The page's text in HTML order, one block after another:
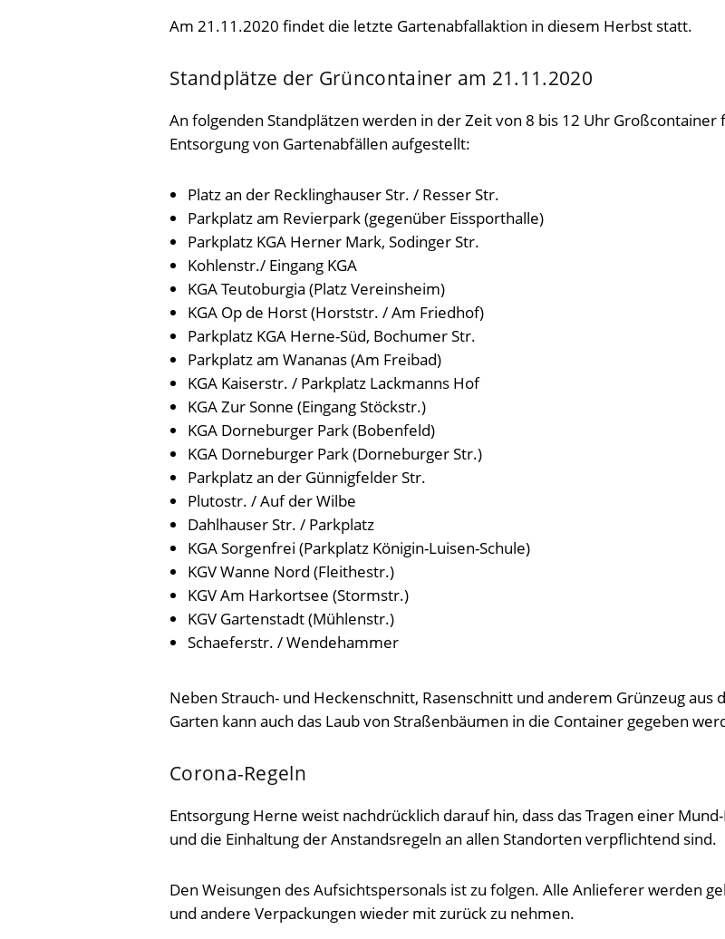
Am 21.11.2020 findet die letzte Gartenabfallaktion in diesem Herbst statt.
Standplätze der Grüncontainer am 21.11.2020
An folgenden Standplätzen werden in der Zeit von 8 bis 12 Uhr Großcontainer
Entsorgung von Gartenabfällen aufgestellt:
Platz an der Recklinghauser Str. / Resser Str.
Parkplatz am Revierpark (gegenüber Eissporthalle)
Parkplatz KGA Herner Mark, Sodinger Str.
Kohlenstr./ Eingang KGA
KGA Teutoburgia (Platz Vereinsheim)
KGA Op de Horst (Horststr. / Am Friedhof)
Parkplatz KGA Herne-Süd, Bochumer Str.
Parkplatz am Wananas (Am Freibad)
KGA Kaiserstr. / Parkplatz Lackmanns Hof
KGA Zur Sonne (Eingang Stöckstr.)
KGA Dorneburger Park (Bobenfeld)
KGA Dorneburger Park (Dorneburger Str.)
Parkplatz an der Günnigfelder Str.
Plutostr. / Auf der Wilbe
Dahlhauser Str. / Parkplatz
KGA Sorgenfrei (Parkplatz Königin-Luisen-Schule)
KGV Wanne Nord (Fleithestr.)
KGV Am Harkortsee (Stormstr.)
KGV Gartenstadt (Mühlenstr.)
Schaeferstr. / Wendehammer
Neben Strauch- und Heckenschnitt, Rasenschnitt und anderem Grünzeug aus
Garten kann auch das Laub von Straßenbäumen in die Container gegeben
Corona-Regeln
Entsorgung Herne weist nachdrücklich darauf hin, dass das Tragen einer
und die Einhaltung der Anstandsregeln an allen Standorten verpflichtend sind.
Den Weisungen des Aufsichtspersonals ist zu folgen. Alle Anlieferer werden
und andere Verpackungen wieder mit zurück zu nehmen.